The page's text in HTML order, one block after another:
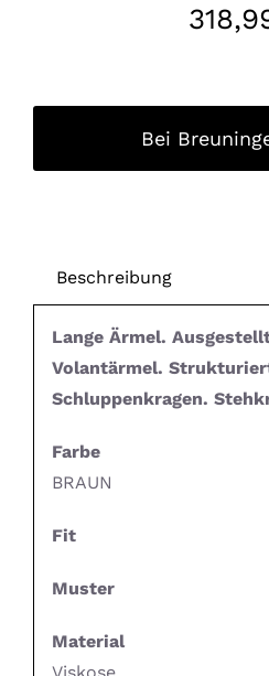
Bei
Beschreibung
Lange Ärmel.
Volantärmel.
Schluppenkragen.
Farbe
BRAUN
Fit
Muster
Material